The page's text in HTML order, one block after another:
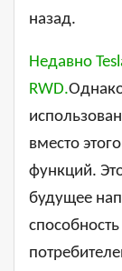
назад.
Недавно
RWD.
вместо
функций.
будущее